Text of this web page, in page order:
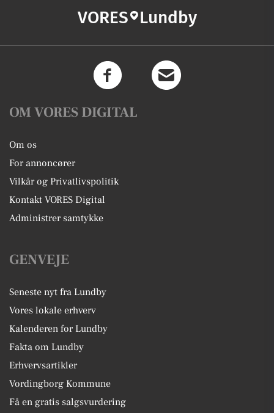
VORES Lundby
OM VORES DIGITAL
Om os
For annoncører
Vilkår og Privatlivspolitik
Kontakt VORES Digital
Administrer samtykke
GENVEJE
Seneste nyt fra Lundby
Vores lokale erhverv
Kalenderen for Lundby
Fakta om Lundby
Erhvervsartikler
Vordingborg Kommune
Få en gratis salgsvurdering